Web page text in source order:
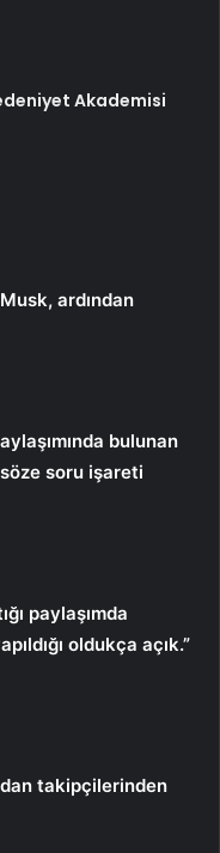
Akademisi
ardından
bulunan
soru işareti
paylaşımda
oldukça açık.”
takipçilerinden